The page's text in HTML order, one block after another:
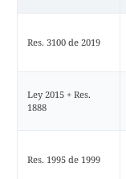
Res. 3100 de 2019
Ley 2015 + Res.
1888
Res. 1995 de 1999